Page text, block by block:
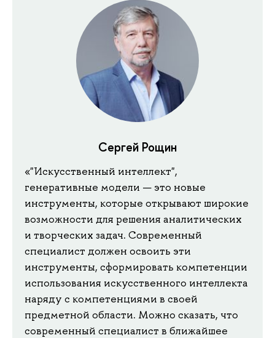
Сергей Рощин
«"Искусственный интеллект",
генеративные модели — это новые
инструменты, которые открывают широкие
возможности для решения аналитических
и творческих задач. Современный
специалист должен освоить эти
инструменты, сформировать компетенции
использования искусственного интеллекта
наряду с компетенциями в своей
предметной области. Можно сказать, что
современный специалист в ближайшее